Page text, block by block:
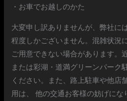
・お車でお越しのかた
大変申し訳ありませんが、弊社に
程度しかございません。混雑状況
ご用意できない場合があります。
または彩湖・道満グリーンパーク
ください。また、路上駐車や他店
用は、 他の交通お客様の妨げにな